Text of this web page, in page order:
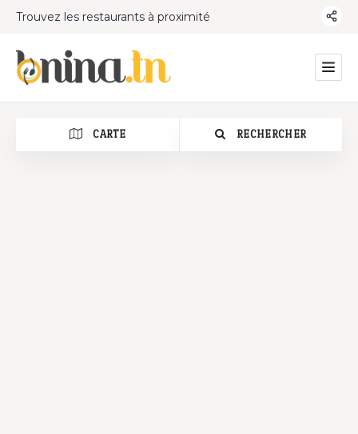
Trouvez les restaurants à proximité
CARTE RECHERCHER